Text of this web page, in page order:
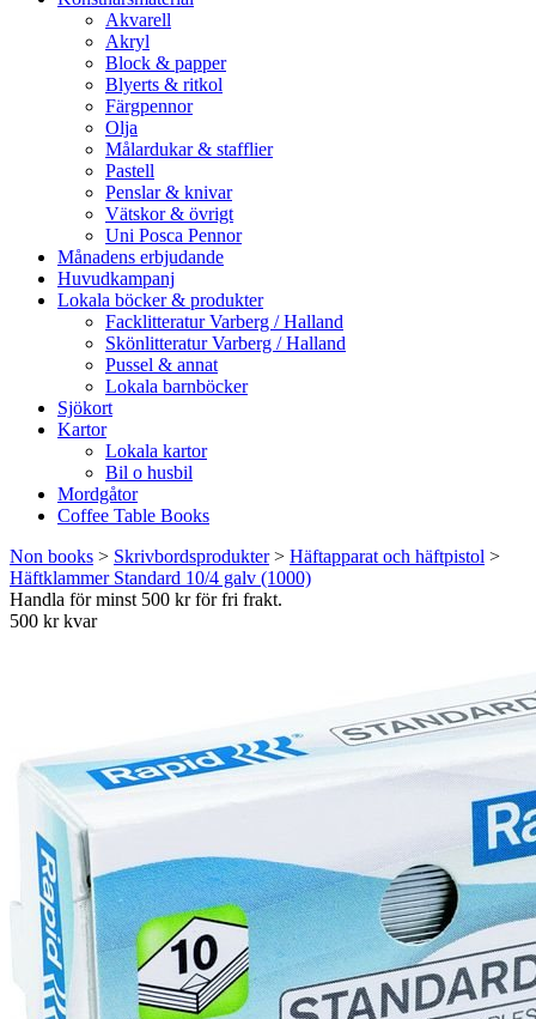
Akvarell
Akryl
Block & papper
Blyerts & ritkol
Färgpennor
Olja
Målardukar & stafflier
Pastell
Penslar & knivar
Vätskor & övrigt
Uni Posca Pennor
Månadens erbjudande
Huvudkampanj
Lokala böcker & produkter
Facklitteratur Varberg / Halland
Skönlitteratur Varberg / Halland
Pussel & annat
Lokala barnböcker
Sjökort
Kartor
Lokala kartor
Bil o husbil
Mordgåtor
Coffee Table Books
Non books > Skrivbordsprodukter> Häftapparat och häftpistol >
Häftklammer Standard 10/4 galv (1000)
Handla för minst 500 kr för fri frakt.
500 kr kvar